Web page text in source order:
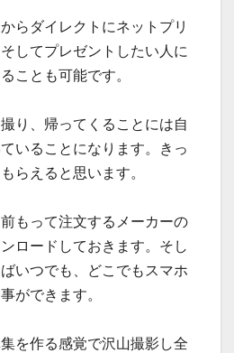
らダイレクトにネットプリ
してプレゼントしたい人に
ことも可能です。
り、帰ってくることには自
いることになります。きっ
らえると思います。
もって注文するメーカーの
ロードしておきます。そし
いつでも、どこでもスマホ
ができます。
を作る感覚で沢山撮影し全